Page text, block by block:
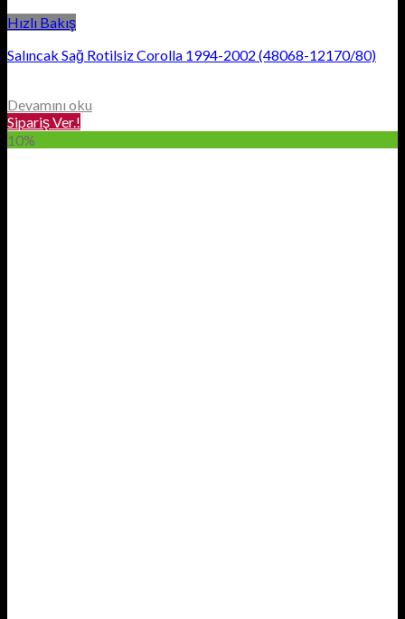
Hızlı Bakış
Salıncak Sağ Rotilsiz Corolla 1994-2002 (48068-12170/80)
Devamını oku
Sipariş Ver.!
10%